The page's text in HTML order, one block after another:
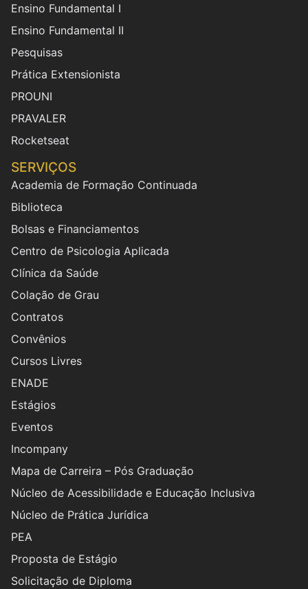
Ensino Fundamental I
Ensino Fundamental II
Pesquisas
Prática Extensionista
PROUNI
PRAVALER
Rocketseat
SERVIÇOS
Academia de Formação Continuada
Biblioteca
Bolsas e Financiamentos
Centro de Psicologia Aplicada
Clínica da Saúde
Colação de Grau
Contratos
Convênios
Cursos Livres
ENADE
Estágios
Eventos
Incompany
Mapa de Carreira – Pós Graduação
Núcleo de Acessibilidade e Educação Inclusiva
Núcleo de Prática Jurídica
PEA
Proposta de Estágio
Solicitação de Diploma